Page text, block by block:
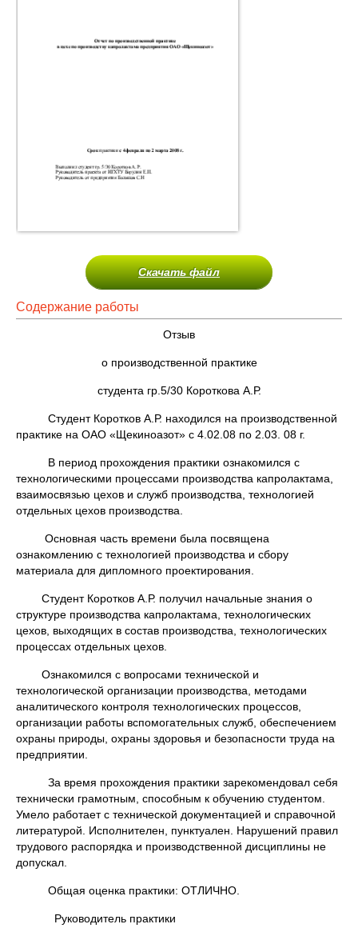
Скачать файл
Содержание работы
Отзыв
о производственной практике
студента гр.5/30 Короткова А.Р.
Студент Коротков А.Р. находился на производственной
практике на ОАО «Щекиноазот» с 4.02.08 по 2.03. 08 г.
В период прохождения практики ознакомился с
технологическими процессами производства капролактама,
взаимосвязью цехов и служб производства, технологией
отдельных цехов производства.
Основная часть времени была посвящена
ознакомлению с технологией производства и сбору
материала для дипломного проектирования.
Студент Коротков А.Р. получил начальные знания о
структуре производства капролактама, технологических
цехов, выходящих в состав производства, технологических
процессах отдельных цехов.
Ознакомился с вопросами технической и
технологической организации производства, методами
аналитического контроля технологических процессов,
организации работы вспомогательных служб, обеспечением
охраны природы, охраны здоровья и безопасности труда на
предприятии.
За время прохождения практики зарекомендовал себя
технически грамотным, способным к обучению студентом.
Умело работает с технической документацией и справочной
литературой. Исполнителен, пунктуален. Нарушений правил
трудового распорядка и производственной дисциплины не
допускал.
Общая оценка практики: ОТЛИЧНО.
Руководитель практики